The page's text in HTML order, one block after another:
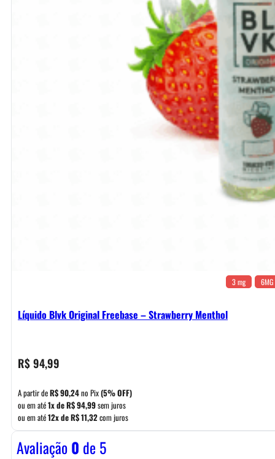
3 mg 6MG
Líquido Blvk Original Freebase – Strawberry Menthol
R$94,99
A partir deR$90,24no Pix(5% OFF)
ou em até1x deR$94,99sem juros
ou em até12x deR$11,32com juros
Avaliação0 de 5